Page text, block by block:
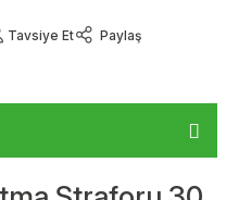
Tavsiye Et
Paylaş